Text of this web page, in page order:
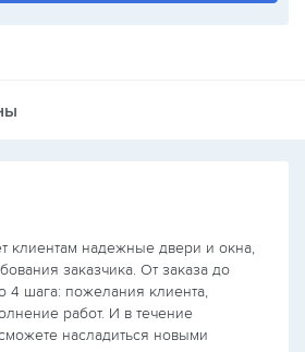
клиентам надежные двери и окна,
заказчика. От заказа до
4 шага: пожелания клиента,
работ. И в течение
насладиться новыми